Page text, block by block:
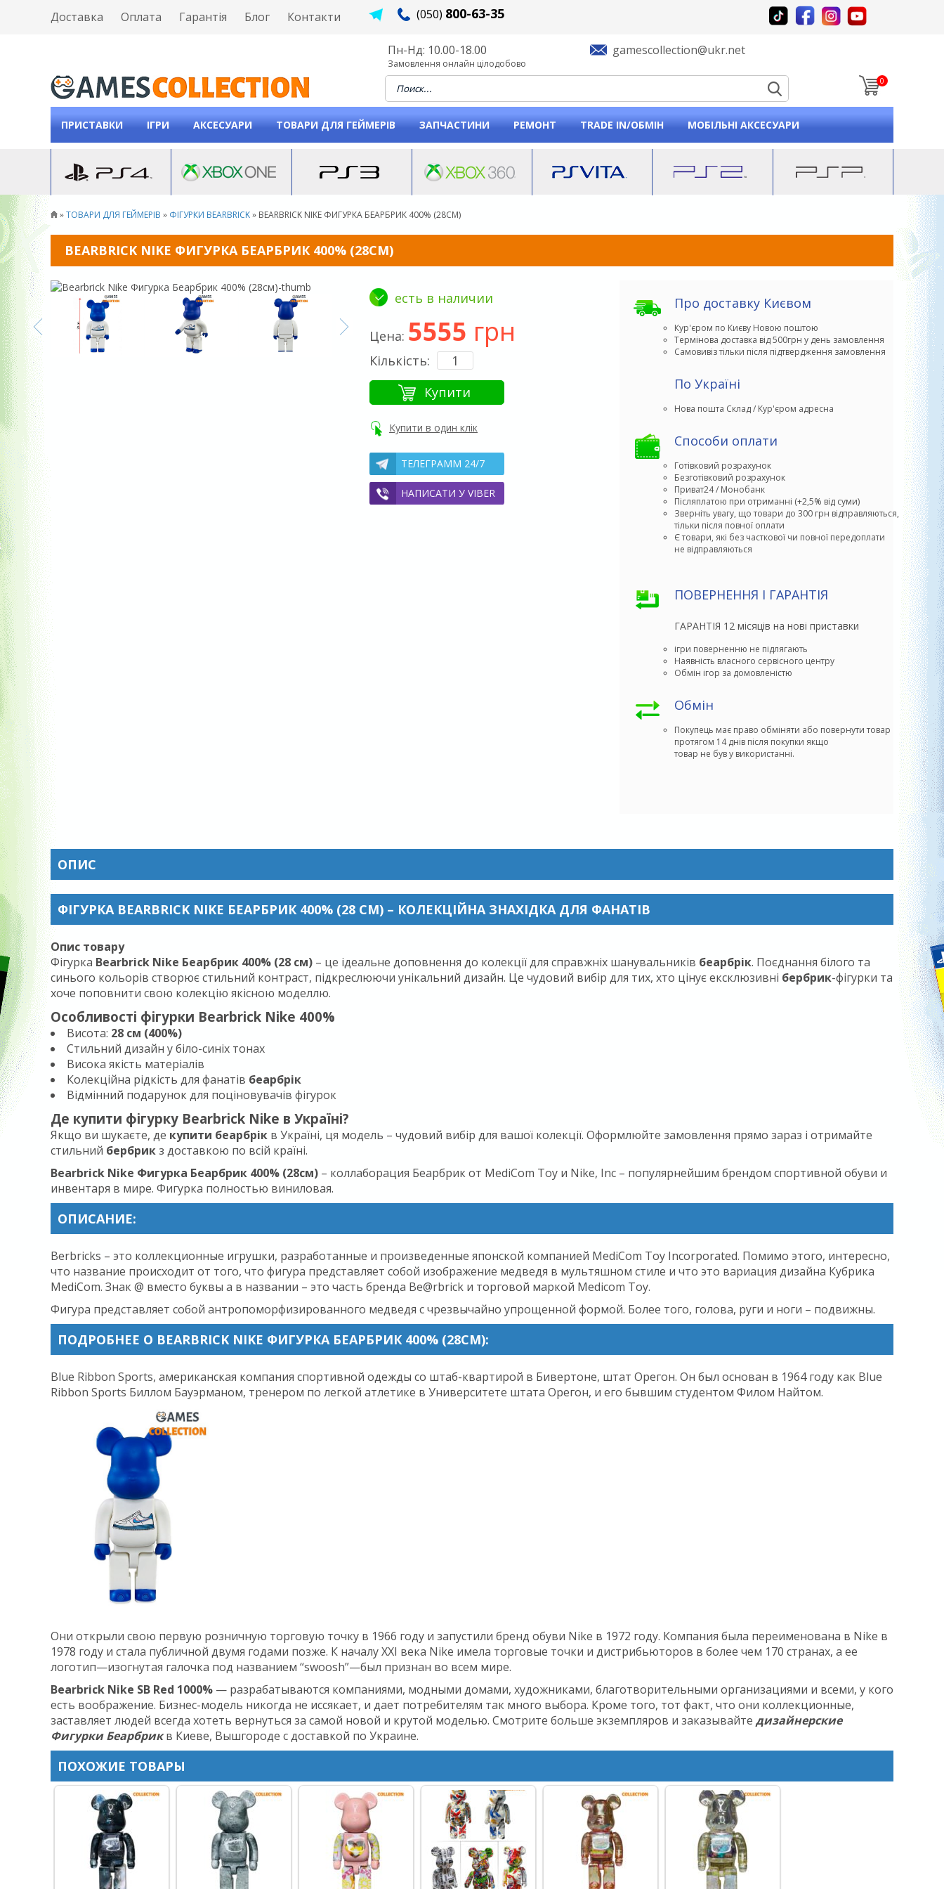
Доставка Оплата Гарантія Блог Контакти (050) 800-63-35
Пн-Нд: 10.00-18.00
Замовлення онлайн цілодобово
gamescollection@ukr.net
0
When autocomplete results are available use up and down arrows to review and enter to go to the
ПРИСТАВКИ ІГРИ АКСЕСУАРИ ТОВАРИ ДЛЯ ГЕЙМЕРІВ ЗАПЧАСТИНИ РЕМОНТ TRADE IN/ОБМІН МОБІЛЬНІ АКСЕСУАРИ
» ТОВАРИ ДЛЯ ГЕЙМЕРІВ » ФІГУРКИ BEARBRICK » BEARBRICK NIKE ФИГУРКА БЕАРБРИК 400% (28СМ)
BEARBRICK NIKE ФИГУРКА БЕАРБРИК 400% (28СМ)
есть в наличии
Цена: 5555 грн
Кількість:
Купити
Купити в один клік
ТЕЛЕГРАММ 24/7
НАПИСАТИ У VIBER
Про доставку Києвом
Кур'єром по Києву Новою поштою
Термінова доставка від 500грн у день замовлення
Самовивіз тільки після підтвердження замовлення
По Україні
Способи оплати
Готівковий розрахунок
Безготівковий розрахунок
Приват24 / Монобанк
Післяплатою при отриманні (+2,5% від суми)
Зверніть увагу, що товари до 300 грн відправляються,
тільки після повної оплати
Є товари, які без часткової чи повної передоплати
не відправляються
ПОВЕРНЕННЯ І ГАРАНТІЯ
ГАРАНТІЯ 12 місяців на нові приставки
ігри поверненню не підлягають
Наявність власного сервісного центру
Обмін ігор за домовленістю
Обмін
Покупець має право обміняти або повернути товар
протягом 14 днів після покупки якщо
товар не був у використанні.
ОПИС
ФІГУРКА BEARBRICK NIKE БЕАРБРИК 400% (28 СМ) – КОЛЕКЦІЙНА ЗНАХІДКА ДЛЯ ФАНАТІВ
Опис товару
Фігурка Bearbrick Nike Беарбрик 400% (28 см) – це ідеальне доповнення до колекції для справжніх шанувальників беарбрік. Поєднання білого та
синього кольорів створює стильний контраст, підкреслюючи унікальний дизайн. Це чудовий вибір для тих, хто цінує ексклюзивні бербрик-фігурки та
хоче поповнити свою колекцію якісною моделлю.
Особливості фігурки Bearbrick Nike 400%
Висота: 28 см (400%)
Стильний дизайн у біло-синіх тонах
Висока якість матеріалів
Колекційна рідкість для фанатів беарбрік
Відмінний подарунок для поціновувачів фігурок
Де купити фігурку Bearbrick Nike в Україні?
Якщо ви шукаєте, де купити беарбрік в Україні, ця модель – чудовий вибір для вашої колекції. Оформлюйте замовлення прямо зараз і отримайте
стильний бербрикз доставкою по всій країні.
Bearbrick Nike Фигурка Беарбрик 400% (28см) – коллаборация Беарбрик от MediCom Toy и Nike, Inc – популярнейшим брендом спортивной обуви и
инвентаря в мире. Фигурка полностью виниловая.
ОПИСАНИЕ:
Berbricks – это коллекционные игрушки, разработанные и произведенные японской компанией MediCom Toy Incorporated. Помимо этого, интересно,
что название происходит от того, что фигура представляет собой изображение медведя в мультяшном стиле и что это вариация дизайна Кубрика
MediCom. Знак @ вместо буквы a в названии – это часть бренда Be@rbrick и торговой маркой Medicom Toy.
Фигура представляет собой антропоморфизированного медведя с чрезвычайно упрощенной формой. Более того, голова, руги и ноги – подвижны.
ПОДРОБНЕЕ О BEARBRICK NIKE ФИГУРКА БЕАРБРИК 400% (28СМ):
Blue Ribbon Sports, американская компания спортивной одежды со штаб-квартирой в Бивертоне, штат Орегон. Он был основан в 1964 году как Blue
Ribbon Sports Биллом Бауэрманом, тренером по легкой атлетике в Университете штата Орегон, и его бывшим студентом Филом Найтом.
Они открыли свою первую розничную торговую точку в 1966 году и запустили бренд обуви Nike в 1972 году. Компания была переименована в Nike в
1978 году и стала публичной двумя годами позже. К началу XXI века Nike имела торговые точки и дистрибьюторов в более чем 170 странах, а ее
логотип—изогнутая галочка под названием “swoosh”—был признан во всем мире.
Bearbrick Nike SB Red 1000% — разрабатываются компаниями, модными домами, художниками, благотворительными организациями и всеми, у кого
есть воображение. Бизнес-модель никогда не иссякает, и дает потребителям так много выбора. Кроме того, тот факт, что они коллекционные,
заставляет людей всегда хотеть вернуться за самой новой и крутой моделью. Смотрите больше экземпляров и заказывайте дизайнерские
Фигурки Беарбрикв Киеве, Вышгороде с доставкой по Украине.
ПОХОЖИЕ ТОВАРЫ